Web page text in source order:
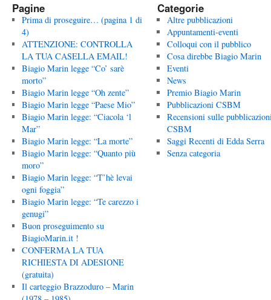
Pagine
Prima di proseguire… (pagina 1 di
4)
ATTENZIONE: CONTROLLA
LA TUA CASELLA EMAIL!
Biagio Marin legge “Co’ sarè
morto”
Biagio Marin legge “Oh zente”
Biagio Marin legge “Paese Mio”
Biagio Marin legge: “Ciacola ‘l
Mar”
Biagio Marin legge: “La morte”
Biagio Marin legge: “Quanto più
moro”
Biagio Marin legge: “T’hè levai
ogni foggia”
Biagio Marin legge: “Te carezzo i
genugi”
Buon proseguimento su
BiagioMarin.it !
CONFERMA LA TUA
RICHIESTA DI ADESIONE
(gratuita)
Il carteggio Brazzoduro – Marin
Categorie
Altre pubblicazioni
Appuntamenti-eventi
Colloqui con il pubblico
Cosa direbbe Biagio Marin
Eventi
News
Premio Biagio Marin
Pubblicazioni CSBM
Recensioni sulle
CSBM
Saggi Recenti di Edda Serra
Senza categoria